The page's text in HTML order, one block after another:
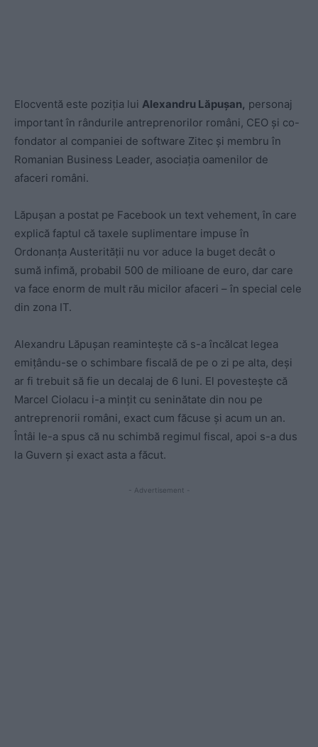
Elocventă este poziția lui Alexandru Lăpușan, personaj
important în rândurile antreprenorilor români, CEO și co-
fondator al companiei de software Zitec și membru în
Romanian Business Leader, asociația oamenilor de
afaceri români.
Lăpușan a postat pe Facebook un text vehement, în care
explică faptul că taxele suplimentare impuse în
Ordonanța Austerității nu vor aduce la buget decât o
sumă infimă, probabil 500 de milioane de euro, dar care
va face enorm de mult rău micilor afaceri – în special cele
din zona IT.
Alexandru Lăpușan reamintește că s-a încălcat legea
emițându-se o schimbare fiscală de pe o zi pe alta, deși
ar fi trebuit să fie un decalaj de 6 luni. El povestește că
Marcel Ciolacu i-a mințit cu seninătate din nou pe
antreprenorii români, exact cum făcuse și acum un an.
Întâi le-a spus că nu schimbă regimul fiscal, apoi s-a dus
la Guvern și exact asta a făcut.
- Advertisement -